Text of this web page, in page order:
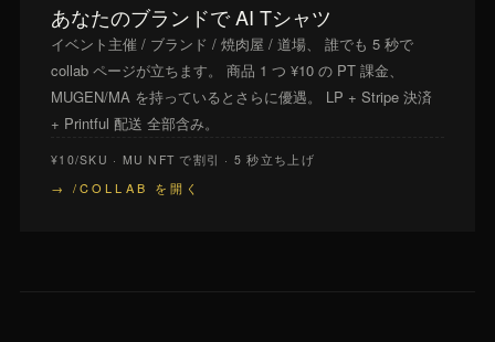
あなたのブランドで AI Tシャツ
イベント主催 / ブランド / 焼肉屋 / 道場、 誰でも 5 秒で
collab ページが立ちます。 商品 1 つ ¥10 の PT 課金、
MUGEN/MA を持っているとさらに優遇。 LP + Stripe 決済
+ Printful 配送 全部含み。
¥10/SKU · MU NFT で割引 · 5 秒立ち上げ
→ /COLLAB を開く